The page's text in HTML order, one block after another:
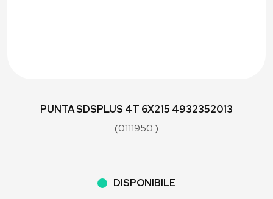
PUNTA SDSPLUS 4T 6X215 4932352013
(0111950 )
DISPONIBILE